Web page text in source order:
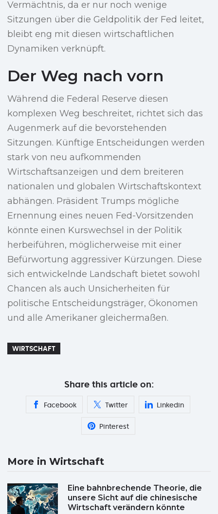
Vermächtnis, da er nur noch wenige
Sitzungen über die Geldpolitik der Fed leitet,
bleibt eng mit diesen wirtschaftlichen
Dynamiken verknüpft.
Der Weg nach vorn
Während die Federal Reserve diesen
komplexen Weg beschreitet, richtet sich das
Augenmerk auf die bevorstehenden
Sitzungen. Künftige Entscheidungen werden
stark von neu aufkommenden
Wirtschaftsanzeigen und dem breiteren
nationalen und globalen Wirtschaftskontext
abhängen. Präsident Trumps mögliche
Ernennung eines neuen Fed-Vorsitzenden
könnte einen Kurswechsel in der Politik
herbeiführen, möglicherweise mit einer
Befürwortung aggressiver Kürzungen. Diese
sich entwickelnde Landschaft bietet sowohl
Chancen als auch Unsicherheiten für
politische Entscheidungsträger, Ökonomen
und alle Amerikaner gleichermaßen.
WIRTSCHAFT
Share this article on:
Facebook Twitter Linkedin
Pinterest
More in Wirtschaft
Eine bahnbrechende Theorie, die
unsere Sicht auf die chinesische
Wirtschaft verändern könnte